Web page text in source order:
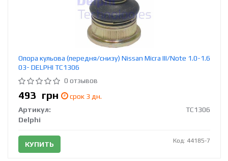
Опора кульова (передня/снизу) Nissan Micra III/Note 1.0-1.6
03- DELPHI TC1306
0 отзывов
493 грн
срок 3 дн.
Артикул:
TC1306
Delphi
КУПИТЬ Код: 44185-7